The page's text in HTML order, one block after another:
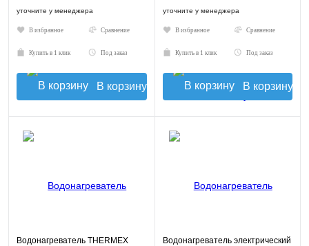
уточните у менеджера
В избранное Сравнение
Купить в 1 клик Под заказ
В корзину
уточните у менеджера
В избранное Сравнение
Купить в 1 клик Под заказ
В корзину
Водонагреватель THERMEX
Водонагреватель электрический